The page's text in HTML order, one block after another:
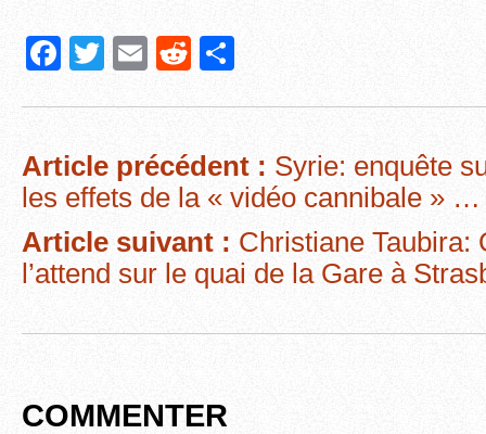
F
e
b
o
o
k
T
er
E
R
di
t
g
er
Article précédent : Syrie: enquête
les effets de la « vidéo cannibale » …
Article suivant : Christiane Taubira:
l’attend sur le quai de la Gare à
COMMENTER